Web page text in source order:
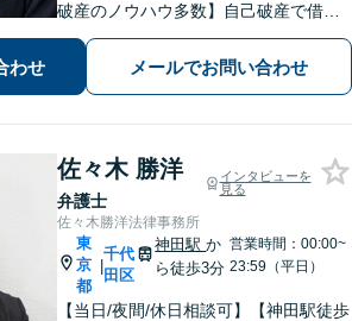
破産のノウハウ多数】自己破産で借金
を帳消しに。ギャンブル・浪費が原因
でもご相談ください。依頼者の方の不
安な気持ちに寄り添うことを大切にし
わせ メールでお問い合わせ
佐々木 勝洋
弁護士
インタビューを
見る
佐々木勝洋法律事務所
東
京
都
|
千代
田区
神田駅か
ら徒歩3分
営業時間：00:00~
23:59（平日）
【当日/夜間/休日相談可】【神田駅徒歩